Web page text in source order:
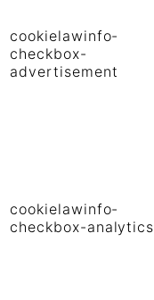
cookielawinfo-
checkbox-
advertisement
cookielawinfo-
checkbox-analytics